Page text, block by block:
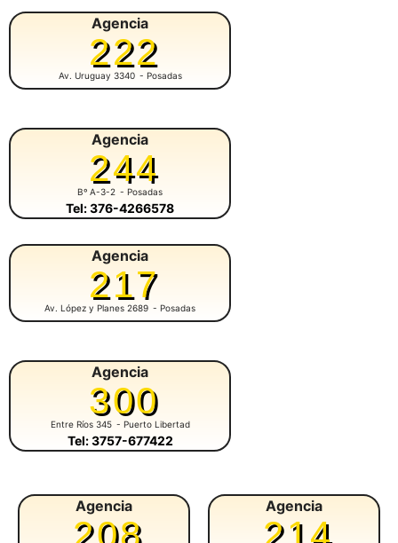
Agencia
222
Av. Uruguay 3340 - Posadas
Agencia
244
Bº A-3-2 - Posadas
Tel: 376-4266578
Agencia
217
Av. López y Planes 2689 - Posadas
Agencia
300
Entre Ríos 345 - Puerto Libertad
Tel: 3757-677422
Agencia Agencia